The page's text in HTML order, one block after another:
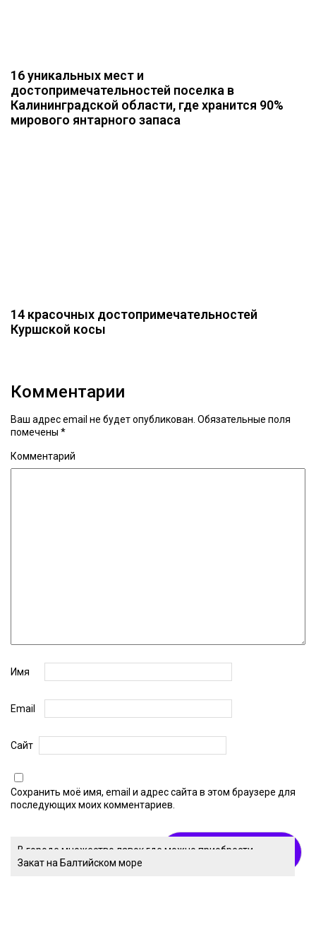
Улочки города с красивыми домиками
Городской пляж Светлогорска
В городе множество лавок где можно приобрести
изделия из янтаря
Закат на Балтийском море
16 уникальных мест и
достопримечательностей поселка в
Калининградской области, где хранится 90%
мирового янтарного запаса
14 красочных достопримечательностей
Куршской косы
Комментарии
Ваш адрес email не будет опубликован. Обязательные поля
помечены *
Комментарий
Имя
Email
Сайт
Сохранить моё имя, email и адрес сайта в этом браузере для
последующих моих комментариев.